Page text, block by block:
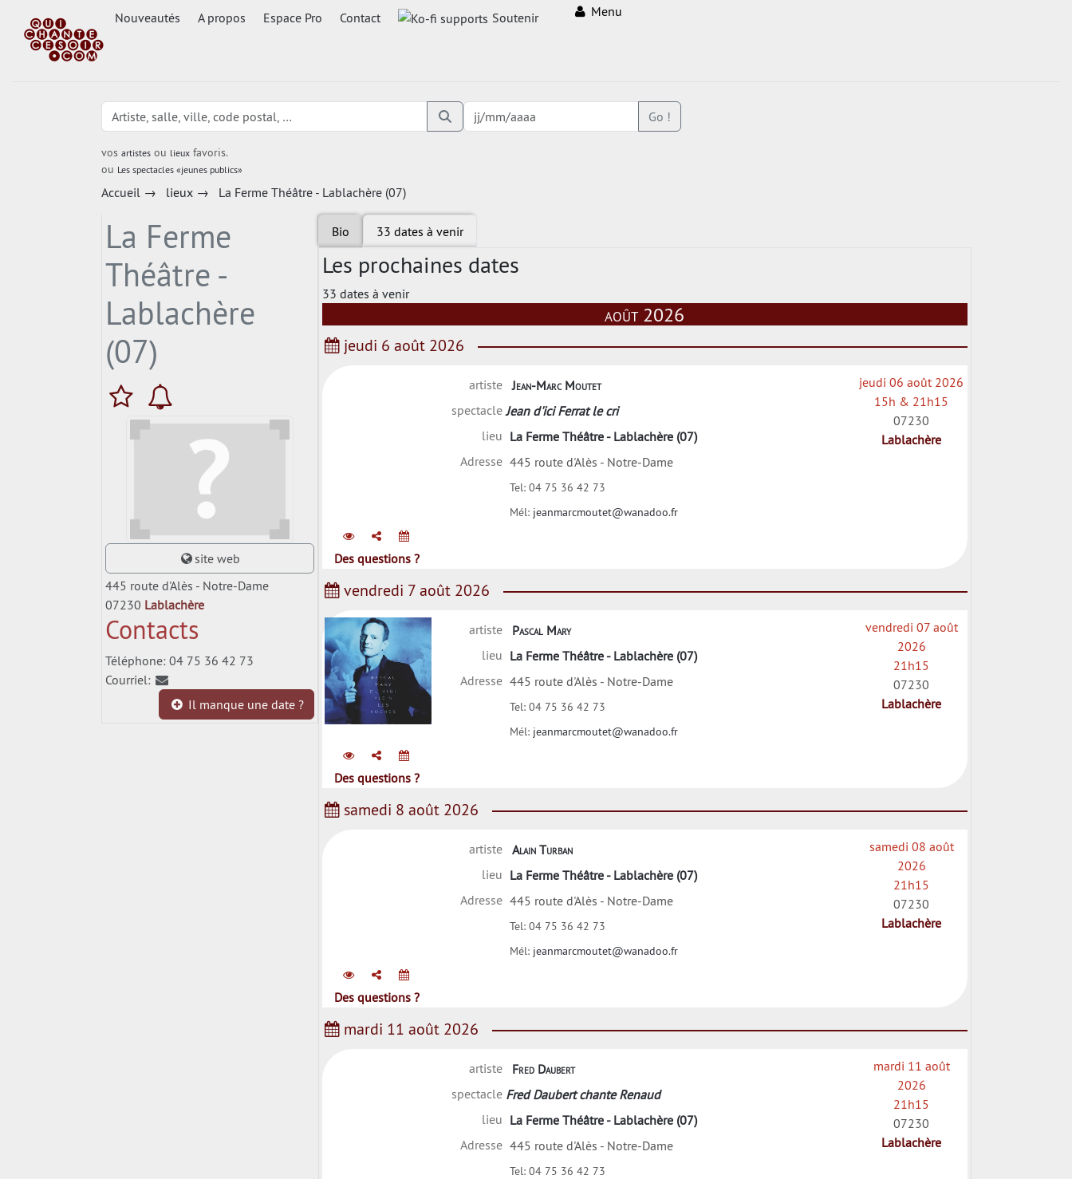
Nouveautés A propos Espace Pro Contact Soutenir Menu
vos artistesou lieuxfavoris.
ou Les spectacles «jeunes publics»
Go !
Accueil→ lieux→ La Ferme Théâtre - Lablachère (07)
La Ferme
Théâtre -
Lablachère
(07)
site web
445 route d'Alès - Notre-Dame
07230 Lablachère
Contacts
Téléphone: 04 75 36 42 73
Courriel:
Il manque une date ?
Bio 33 dates à venir
Les prochaines dates
33 dates à venir
août 2026
jeudi 6 août 2026
artiste
Jean-Marc Moutet
spectacle Jean d'ici Ferrat le cri
lieu La Ferme Théâtre - Lablachère (07)
Adresse 445 route d'Alès - Notre-Dame
Tel:04 75 36 42 73
Mél: jeanmarcmoutet@wanadoo.fr
jeudi 06 août 2026
15h & 21h15
07230
Lablachère
Des questions ?
vendredi 7 août 2026
Pascal Mary
artiste
Pascal Mary
lieu La Ferme Théâtre - Lablachère (07)
Adresse 445 route d'Alès - Notre-Dame
Tel:04 75 36 42 73
Mél: jeanmarcmoutet@wanadoo.fr
vendredi 07 août
2026
21h15
07230
Lablachère
Des questions ?
samedi 8 août 2026
artiste
Alain Turban
lieu La Ferme Théâtre - Lablachère (07)
Adresse 445 route d'Alès - Notre-Dame
Tel:04 75 36 42 73
Mél: jeanmarcmoutet@wanadoo.fr
samedi 08 août
2026
21h15
07230
Lablachère
Des questions ?
mardi 11 août 2026
artiste
Fred Daubert
spectacle Fred Daubert chante Renaud
lieu La Ferme Théâtre - Lablachère (07)
Adresse 445 route d'Alès - Notre-Dame
Tel:04 75 36 42 73
mardi 11 août
2026
21h15
07230
Lablachère